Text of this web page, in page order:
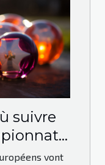
suivre
vont